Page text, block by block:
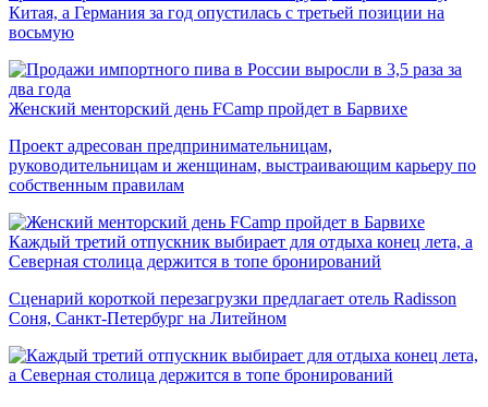
Китая, а Германия за год опустилась с третьей позиции на
восьмую
Женский менторский день FCamp пройдет в Барвихе
Проект адресован предпринимательницам,
руководительницам и женщинам, выстраивающим карьеру по
собственным правилам
Каждый третий отпускник выбирает для отдыха конец лета, а
Северная столица держится в топе бронирований
Сценарий короткой перезагрузки предлагает отель Radisson
Соня, Санкт-Петербург на Литейном